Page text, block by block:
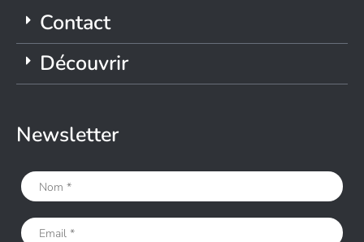
Contact
Découvrir
Newsletter